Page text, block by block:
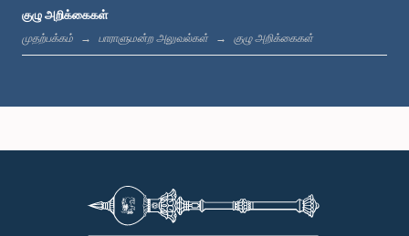
கௌரவ உதய கம்மன்பில, பா.உ.
குழு அறிக்கைகள்
முதற்பக்கம் பாராளுமன்ற அலுவல்கள் குழு அறிக்கைகள்